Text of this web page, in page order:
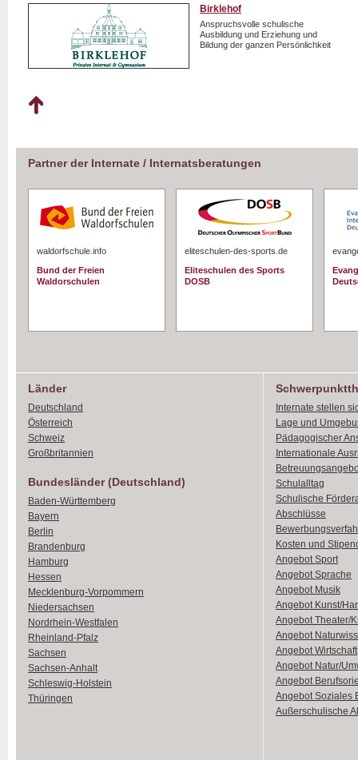
Birklehof
Anspruchsvolle schulische
Ausbildung und Erziehung und
Bildung der ganzen Persönlichkeit
Partner der Internate / Internatsberatungen
waldorfschule.info
Bund der Freien
Waldorschulen
eliteschulen-des-sports.de
Eliteschulen des Sports
DOSB
Länder
Deutschland
Österreich
Schweiz
Großbritannien
Bundesländer (Deutschland)
Baden-Württemberg
Bayern
Berlin
Brandenburg
Hamburg
Hessen
Mecklenburg-Vorpommern
Niedersachsen
Nordrhein-Westfalen
Rheinland-Pfalz
Sachsen
Sachsen-Anhalt
Schleswig-Holstein
Thüringen
Internate stellen
Lage und
Pädagogischer
Internationale
Schulalltag
Schulische
Abschlüsse
Kosten und
Angebot Sport
Angebot Sprache
Angebot Musik
Angebot Kunst/
Angebot Theater/
Angebot
Angebot Wirtschaft
Angebot Natur/
Angebot
Angebot Soziales
Außerschulische